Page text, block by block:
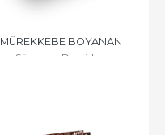
MÜREKKEBE BOYANAN
Sümeyye Demirkan